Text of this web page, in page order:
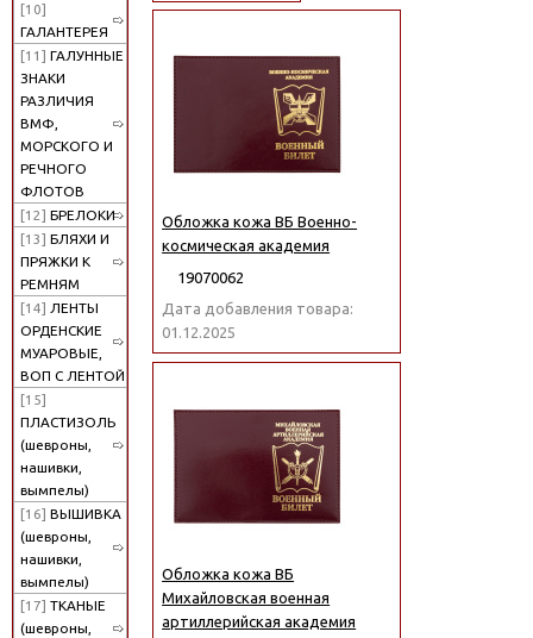
[10]
ГАЛАНТЕРЕЯ
[11] ГАЛУННЫЕ
ЗНАКИ
РАЗЛИЧИЯ
ВМФ,
МОРСКОГО И
РЕЧНОГО
ФЛОТОВ
[12] БРЕЛОКИ
[13] БЛЯХИ И
ПРЯЖКИ К
РЕМНЯМ
[14] ЛЕНТЫ
ОРДЕНСКИЕ
МУАРОВЫЕ,
ВОП С ЛЕНТОЙ
[15]
ПЛАСТИЗОЛЬ
(шевроны,
нашивки,
вымпелы)
[16] ВЫШИВКА
(шевроны,
нашивки,
вымпелы)
[17] ТКАНЫЕ
(шевроны,
Обложка кожа ВБ Военно-
космическая академия
19070062
Дата добавления товара:
01.12.2025
Обложка кожа ВБ
Михайловская военная
артиллерийская академия